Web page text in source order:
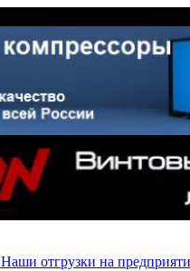
Наши отгрузки на